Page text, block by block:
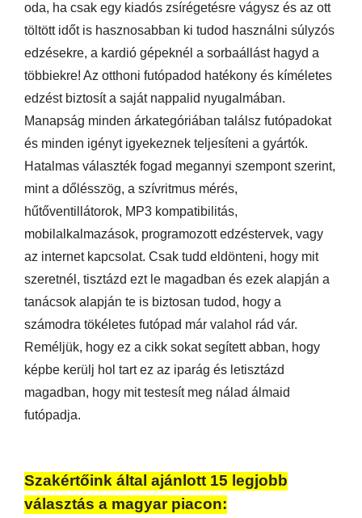
oda, ha csak egy kiadós zsírégetésre vágysz és az ott
töltött időt is hasznosabban ki tudod használni súlyzós
edzésekre, a kardió gépeknél a sorbaállást hagyd a
többiekre! Az otthoni futópadod hatékony és kíméletes
edzést biztosít a saját nappalid nyugalmában.
Manapság minden árkategóriában találsz futópadokat
és minden igényt igyekeznek teljesíteni a gyártók.
Hatalmas választék fogad megannyi szempont szerint,
mint a dőlésszög, a szívritmus mérés,
hűtőventillátorok, MP3 kompatibilitás,
mobilalkalmazások, programozott edzéstervek, vagy
az internet kapcsolat. Csak tudd eldönteni, hogy mit
szeretnél, tisztázd ezt le magadban és ezek alapján a
tanácsok alapján te is biztosan tudod, hogy a
számodra tökéletes futópad már valahol rád vár.
Reméljük, hogy ez a cikk sokat segített abban, hogy
képbe kerülj hol tart ez az iparág és letisztázd
magadban, hogy mit testesít meg nálad álmaid
futópadja.
Szakértőink által ajánlott 15 legjobb
választás a magyar piacon: